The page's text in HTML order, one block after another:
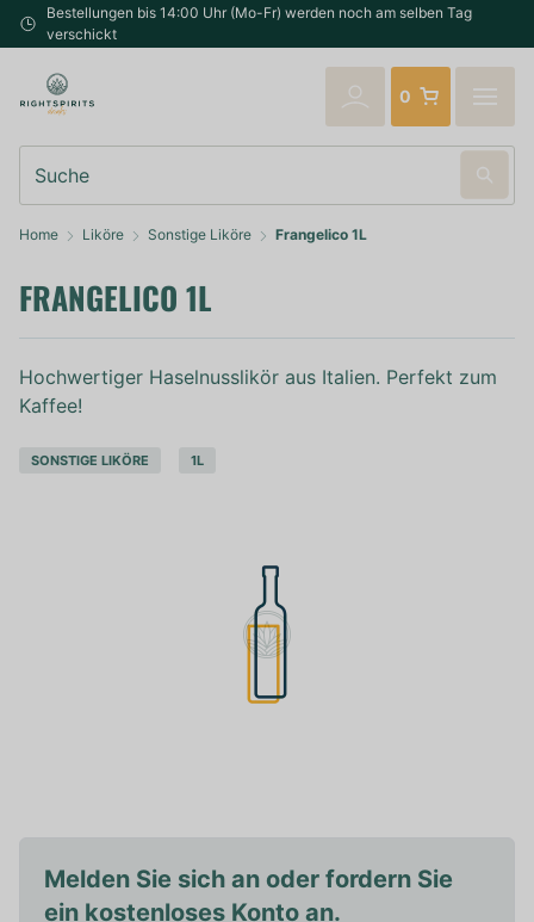
Bestellungen bis 14:00 Uhr (Mo-Fr) werden noch am selben Tag
verschickt
0
Home Liköre Sonstige Liköre Frangelico 1L
FRANGELICO 1L
Hochwertiger Haselnusslikör aus Italien. Perfekt zum
Kaffee!
SONSTIGE LIKÖRE 1L
Melden Sie sich an oder fordern Sie
ein kostenloses Konto an.